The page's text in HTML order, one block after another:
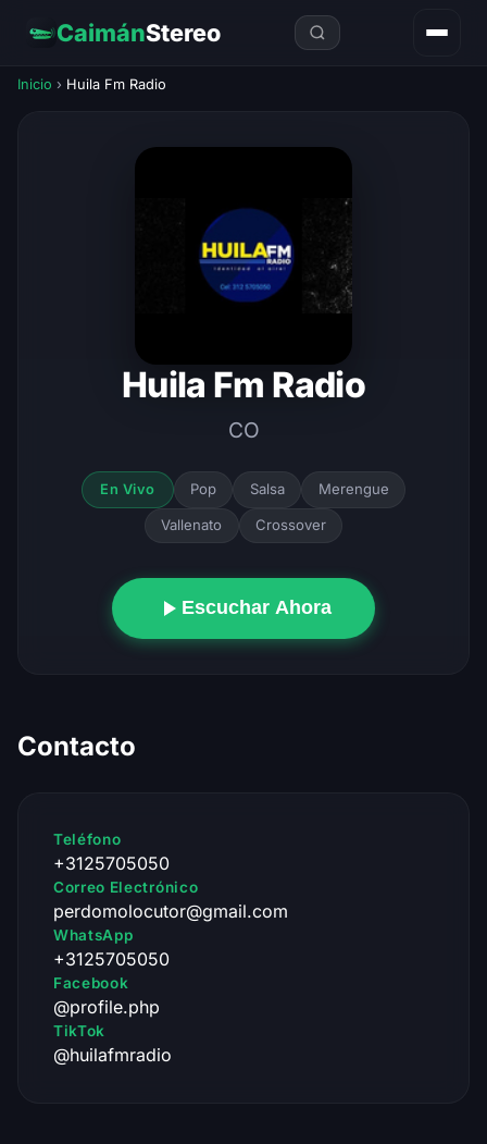
CaimánStereo
Inicio › Huila Fm Radio
Huila Fm Radio
CO
En Vivo Pop Salsa Merengue
Vallenato Crossover
Escuchar Ahora
Contacto
Teléfono
+3125705050
Correo Electrónico
perdomolocutor@gmail.com
WhatsApp
+3125705050
Facebook
@profile.php
TikTok
@huilafmradio